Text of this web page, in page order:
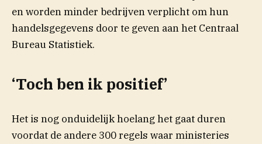
en worden minder bedrijven verplicht om hun
handelsgegevens door te geven aan het Centraal
Bureau Statistiek.
‘Toch ben ik positief’
Het is nog onduidelijk hoelang het gaat duren
voordat de andere 300 regels waar ministeries